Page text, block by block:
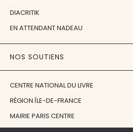
DIACRITIK
EN ATTENDANT NADEAU
NOS SOUTIENS
CENTRE NATIONAL DU LIVRE
RÉGION ÎLE-DE-FRANCE
MAIRIE PARIS CENTRE